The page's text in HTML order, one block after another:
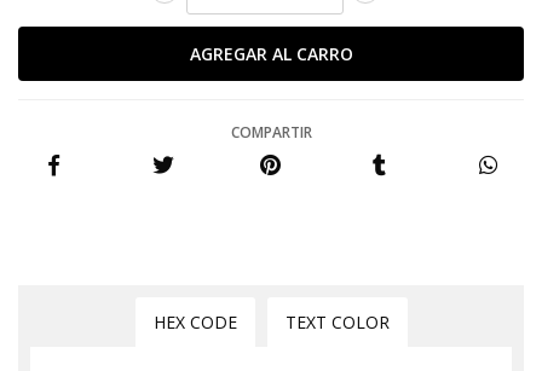
COMPARTIR
HEX CODE TEXT COLOR